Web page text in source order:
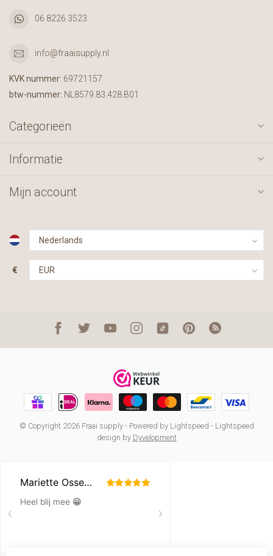
06 8226 3523
info@fraaisupply.nl
KVK nummer: 69721157
btw-nummer: NL8579.83.428.B01
Categorieën
Informatie
Mijn account
€
© Copyright 2026 Fraai supply- Powered by Lightspeed - Lightspeed
design by Dyvelopment